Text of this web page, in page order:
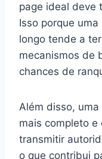
page ideal deve
Isso porque
longo tende a
mecanismos de
chances de
Além disso,
mais completo
transmitir
o que contribui